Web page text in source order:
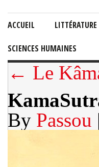
ACCUEIL LITTÉRATURE
SCIENCES HUMAINES
← Le
By Passou